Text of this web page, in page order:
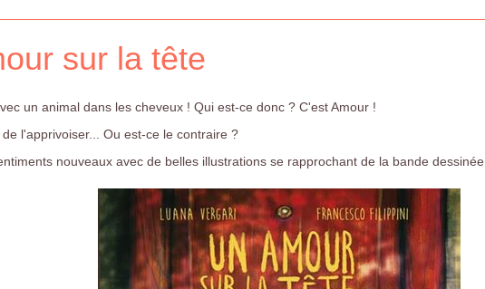
sur la tête
un animal dans les cheveux ! Qui est-ce donc ? C'est Amour !
l'apprivoiser... Ou est-ce le contraire ?
nouveaux avec de belles illustrations se rapprochant de la bande dessinée.